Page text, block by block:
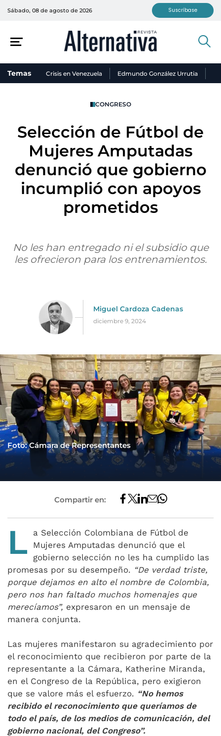
Sábado, 08 de agosto de 2026 Suscríbase
Temas Crisis en Venezuela Edmundo González Urrutia
CONGRESO
Selección de Fútbol de
Mujeres Amputadas
denunció que gobierno
incumplió con apoyos
prometidos
No les han entregado ni el subsidio que
les ofrecieron para los entrenamientos.
Miguel Cardoza Cadenas
diciembre 9, 2024
Foto: Cámara de Representantes
Compartir en:
L
a Selección Colombiana de Fútbol de
Mujeres Amputadas denunció que el
gobierno selección no les ha cumplido las
promesas por su desempeño. “De verdad triste,
porque dejamos en alto el nombre de Colombia,
pero nos han faltado muchos homenajes que
merecíamos”, expresaron en un mensaje de
manera conjunta.
Las mujeres manifestaron su agradecimiento por
el reconocimiento que recibieron por parte de la
representante a la Cámara, Katherine Miranda,
en el Congreso de la República, pero exigieron
que se valore más el esfuerzo. “No hemos
recibido el reconocimiento que queríamos de
todo el país, de los medios de comunicación, del
gobierno nacional, del Congreso”.